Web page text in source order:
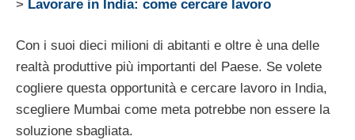
> Lavorare in India: come cercare lavoro
Con i suoi dieci milioni di abitanti e oltre è una delle
realtà produttive più importanti del Paese. Se volete
cogliere questa opportunità e cercare lavoro in India,
scegliere Mumbai come meta potrebbe non essere la
soluzione sbagliata.